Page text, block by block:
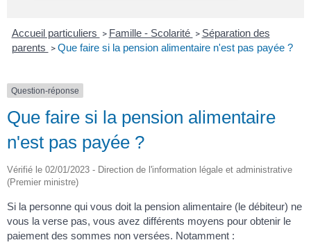
Accueil particuliers > Famille - Scolarité > Séparation des
parents > Que faire si la pension alimentaire n'est pas payée ?
Question-réponse
Que faire si la pension alimentaire
n'est pas payée ?
Vérifié le 02/01/2023 - Direction de l'information légale et administrative
(Premier ministre)
Si la personne qui vous doit la pension alimentaire (le débiteur) ne
vous la verse pas, vous avez différents moyens pour obtenir le
paiement des sommes non versées. Notamment :